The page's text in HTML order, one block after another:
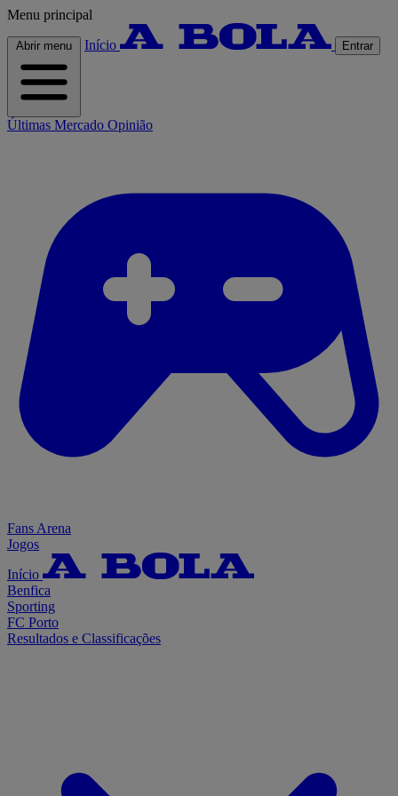
Menu principal
Abrir menu Início Entrar
Últimas Mercado Opinião
Fans Arena
Jogos
Início
Benfica
Sporting
FC Porto
Resultados e Classificações